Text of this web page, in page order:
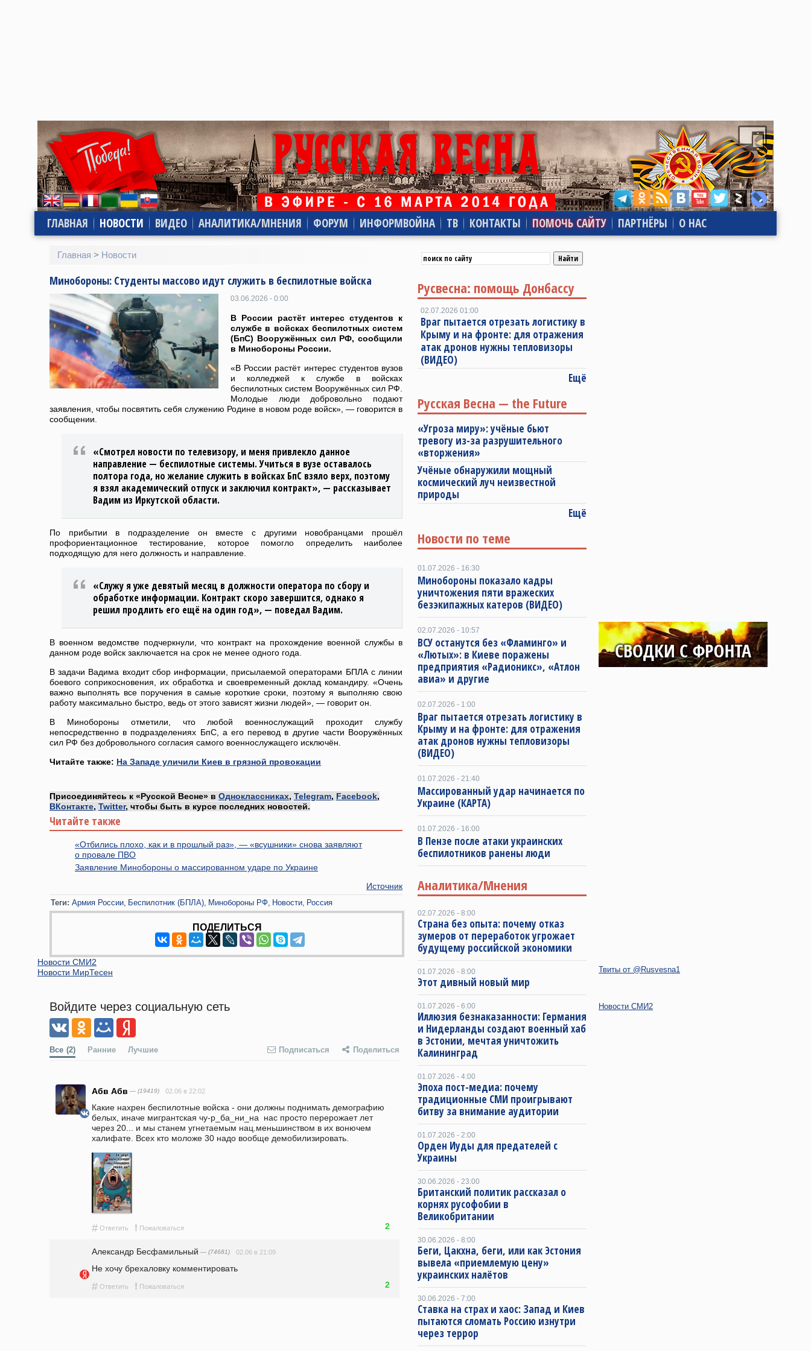
ГЛАВНАЯ НОВОСТИ ВИДЕО АНАЛИТИКА/МНЕНИЯ ФОРУМ ИНФОРМВОЙНА ТВ КОНТАКТЫ ПОМОЧЬ САЙТУ ПАРТНЁРЫ О НАС
Главная > Новости
Минобороны: Студенты массово идут служить в беспилотные войска
03.06.2026 - 0:00
В России растёт интерес студентов к
службе в войсках беспилотных систем
(БпС) Вооружённых сил РФ, сообщили
в Минобороны России.
«В России растёт интерес студентов вузов
и колледжей к службе в войсках
беспилотных систем Вооружённых сил РФ.
Молодые люди добровольно подают
заявления, чтобы посвятить себя служению Родине в новом роде войск», — говорится в
сообщении.
«Смотрел новости по телевизору, и меня привлекло данное
направление — беспилотные системы. Учиться в вузе оставалось
полтора года, но желание служить в войсках БпС взяло верх, поэтому
я взял академический отпуск и заключил контракт», — рассказывает
Вадим из Иркутской области.
По прибытии в подразделение он вместе с другими новобранцами прошёл
профориентационное тестирование, которое помогло определить наиболее
подходящую для него должность и направление.
«Служу я уже девятый месяц в должности оператора по сбору и
обработке информации. Контракт скоро завершится, однако я
решил продлить его ещё на один год», — поведал Вадим.
В военном ведомстве подчеркнули, что контракт на прохождение военной службы в
данном роде войск заключается на срок не менее одного года.
В задачи Вадима входит сбор информации, присылаемой операторами БПЛА с линии
боевого соприкосновения, их обработка и своевременный доклад командиру. «Очень
важно выполнять все поручения в самые короткие сроки, поэтому я выполняю свою
работу максимально быстро, ведь от этого зависят жизни людей», — говорит он.
В Минобороны отметили, что любой военнослужащий проходит службу
непосредственно в подразделениях БпС, а его перевод в другие части Вооружённых
сил РФ без добровольного согласия самого военнослужащего исключён.
Читайте также: На Западе уличили Киев в грязной провокации
Присоединяйтесь к «Русской Весне» в Одноклассниках, Telegram, Facebook,
ВКонтакте, Twitter, чтобы быть в курсе последних новостей.
Читайте также
«Отбились плохо, как и в прошлый раз», — «всушники» снова заявляют
о провале ПВО
Заявление Минобороны о массированном ударе по Украине
Источник
Теги: Армия России Беспилотник (БПЛА) Минобороны РФ Новости Россия
ПОДЕЛИТЬСЯ
Новости СМИ2
Новости МирТесен
Войдите через социальную сеть
Все (2) Ранние Лучшие Подписаться Поделиться
Абв Абв — (19419) 02.06 в 22:02
Какие нахрен беспилотные войска - они должны поднимать демографию
белых, иначе мигрантская чу-р_ба_ни_на  нас просто перерожает лет
через 20... и мы станем угнетаемым нац.меньшинством в их вонючем
халифате. Всех кто моложе 30 надо вообще демобилизировать.
# Ответить ! Пожаловаться 2
Александр Бесфамильный — (74681) 02.06 в 21:09
Не хочу брехаловку комментировать
# Ответить ! Пожаловаться 2
Русвесна: помощь Донбассу
02.07.2026 01:00
Враг пытается отрезать логистику в
Крыму и на фронте: для отражения
атак дронов нужны тепловизоры
(ВИДЕО)
Ещё
Русская Весна — the Future
«Угроза миру»: учёные бьют
тревогу из-за разрушительного
«вторжения»
Учёные обнаружили мощный
космический луч неизвестной
природы
Ещё
Новости по теме
01.07.2026 - 16:30
Минобороны показало кадры
уничтожения пяти вражеских
безэкипажных катеров (ВИДЕО)
02.07.2026 - 10:57
ВСУ останутся без «Фламинго» и
«Лютых»: в Киеве поражены
предприятия «Радионикс», «Атлон
авиа» и другие
02.07.2026 - 1:00
Враг пытается отрезать логистику в
Крыму и на фронте: для отражения
атак дронов нужны тепловизоры
(ВИДЕО)
01.07.2026 - 21:40
Массированный удар начинается по
Украине (КАРТА)
01.07.2026 - 16:00
В Пензе после атаки украинских
беспилотников ранены люди
Аналитика/Мнения
02.07.2026 - 8:00
Страна без опыта: почему отказ
зумеров от переработок угрожает
будущему российской экономики
01.07.2026 - 8:00
Этот дивный новый мир
01.07.2026 - 6:00
Иллюзия безнаказанности: Германия
и Нидерланды создают военный хаб
в Эстонии, мечтая уничтожить
Калининград
01.07.2026 - 4:00
Эпоха пост-медиа: почему
традиционные СМИ проигрывают
битву за внимание аудитории
01.07.2026 - 2:00
Орден Иуды для предателей с
Украины
30.06.2026 - 23:00
Британский политик рассказал о
корнях русофобии в
Великобритании
30.06.2026 - 8:00
Беги, Цакхна, беги, или как Эстония
вывела «приемлемую цену»
украинских налётов
30.06.2026 - 7:00
Ставка на страх и хаос: Запад и Киев
пытаются сломать Россию изнутри
через террор
Твиты от @Rusvesna1
Новости СМИ2